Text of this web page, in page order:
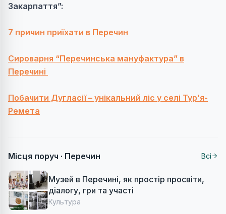
Закарпаття”:
7 причин приїхати в Перечин
Сироварня “Перечинська мануфактура” в
Перечині
Побачити Дугласії – унікальний ліс у селі Тур’я-
Ремета
Місця поруч · Перечин Всі
Музей в Перечині, як простір просвіти,
діалогу, гри та участі
Культура